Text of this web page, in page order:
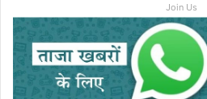
Join Us